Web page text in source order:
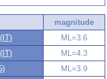
magnitude
ML=3.6
ML=4.3
ML=3.9